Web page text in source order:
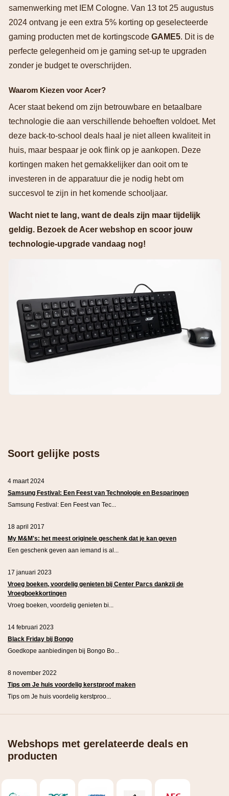
samenwerking met IEM Cologne. Van 13 tot 25 augustus
2024 ontvang je een extra 5% korting op geselecteerde
gaming producten met de kortingscode GAME5. Dit is de
perfecte gelegenheid om je gaming set-up te upgraden
zonder je budget te overschrijden.
Waarom Kiezen voor Acer?
Acer staat bekend om zijn betrouwbare en betaalbare
technologie die aan verschillende behoeften voldoet. Met
deze back-to-school deals haal je niet alleen kwaliteit in
huis, maar bespaar je ook flink op je aankopen. Deze
kortingen maken het gemakkelijker dan ooit om te
investeren in de apparatuur die je nodig hebt om
succesvol te zijn in het komende schooljaar.
Wacht niet te lang, want de deals zijn maar tijdelijk
geldig. Bezoek de Acer webshop en scoor jouw
technologie-upgrade vandaag nog!
Soort gelijke posts
4 maart 2024
Samsung Festival: Een Feest van Technologie en Besparingen
Samsung Festival: Een Feest van Tec...
18 april 2017
My M&M's: het meest originele geschenk dat je kan geven
Een geschenk geven aan iemand is al...
17 januari 2023
Vroeg boeken, voordelig genieten bij Center Parcs dankzij de
Vroegboekkortingen
Vroeg boeken, voordelig genieten bi...
14 februari 2023
Black Friday bij Bongo
Goedkope aanbiedingen bij Bongo Bo...
8 november 2022
Tips om Je huis voordelig kerstproof maken
Tips om Je huis voordelig kerstproo...
Webshops met gerelateerde deals en
producten